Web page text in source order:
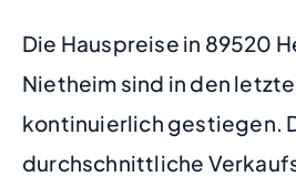
Die Hauspreise in 89520
Nietheim sind in den
kontinuierlich gestiegen.
durchschnittliche